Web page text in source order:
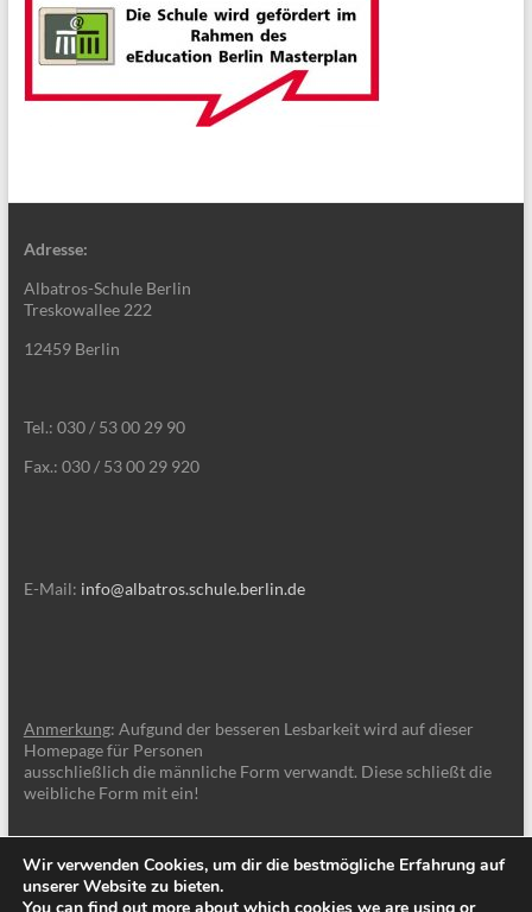
Adresse:
Albatros-Schule Berlin
Treskowallee 222
12459 Berlin
Tel.: 030 / 53 00 29 90
Fax.: 030 / 53 00 29 920
E-Mail: info@albatros.schule.berlin.de
Anmerkung: Aufgund der besseren Lesbarkeit wird auf dieser
Homepage für Personen
ausschließlich die männliche Form verwandt. Diese schließt die
weibliche Form mit ein!
Wir verwenden Cookies, um dir die bestmögliche Erfahrung auf
unserer Website zu bieten.